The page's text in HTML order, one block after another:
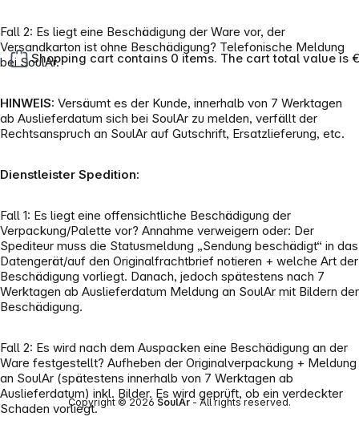
Shopping cart contains 0 items. The cart total value is
Fall 2: Es liegt eine Beschädigung der Ware vor, der
Versandkarton ist ohne Beschädigung? Telefonische Meldung
bei SoulAr.
HINWEIS: Versäumt es der Kunde, innerhalb von 7 Werktagen
ab Auslieferdatum sich bei SoulAr zu melden, verfällt der
Rechtsanspruch an SoulAr auf Gutschrift, Ersatzlieferung, etc.
Dienstleister Spedition:
Fall 1: Es liegt eine offensichtliche Beschädigung der
Verpackung/Palette vor? Annahme verweigern oder: Der
Spediteur muss die Statusmeldung „Sendung beschädigt“ in das
Datengerät/auf den Originalfrachtbrief notieren + welche Art der
Beschädigung vorliegt. Danach, jedoch spätestens nach 7
Werktagen ab Auslieferdatum Meldung an SoulAr mit Bildern der
Beschädigung.
Fall 2: Es wird nach dem Auspacken eine Beschädigung an der
Ware festgestellt? Aufheben der Originalverpackung + Meldung
an SoulAr (spätestens innerhalb von 7 Werktagen ab
Auslieferdatum) inkl. Bilder. Es wird geprüft, ob ein verdeckter
Schaden vorliegt.Copyright © 2026 SoulAr - All rights reserved.